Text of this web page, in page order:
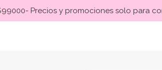
Precios y promociones solo para